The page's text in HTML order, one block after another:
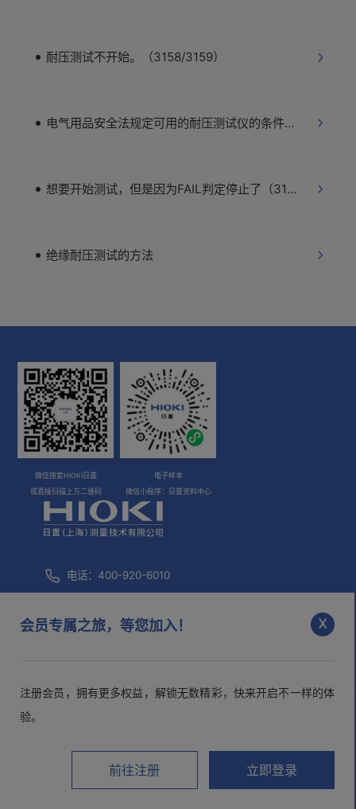
会员专属之旅，等您加入！ x
注册会员，拥有更多权益，解锁无数精彩，快来开启不一样的体
验。
前往注册 立即登录
耐压测试不开始。（3158/3159）
电气用品安全法规定可用的耐压测试仪的条件是？
想要开始测试，但是因为FAIL判定停止了（3158/3159）
绝缘耐压测试的方法
微信搜索HIOKI日置
或直接扫描上方二维码
电子样本
微信小程序：日置资料中心
电话：400-920-6010
市场部邮箱：mkt@hioki.com.cn
日置(上海)测量技术有限公司
视频号 电子样本 微博